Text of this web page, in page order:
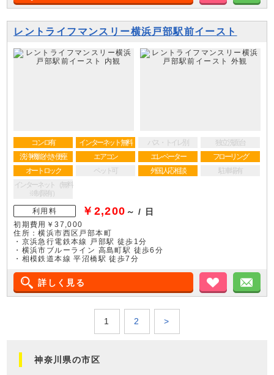
レントライフマンスリー横浜戸部駅前イースト
コンロ有 インターネット無料 バス・トイレ別
独立洗面台
洗浄機能付き便座
エアコン エレベーター
フローリング
オートロック
ペット可 外国人応相談
駐車場有
インターネット（無料
※制限有）
利用料 ￥2,200 ～ / 日
初期費用￥37,000
住所：横浜市西区戸部本町
・京浜急行電鉄本線 戸部駅 徒歩1分
・横浜市ブルーライン 高島町駅 徒歩6分
・相模鉄道本線 平沼橋駅 徒歩7分
詳しく見る お気に入
1 2 >
神奈川県の市区